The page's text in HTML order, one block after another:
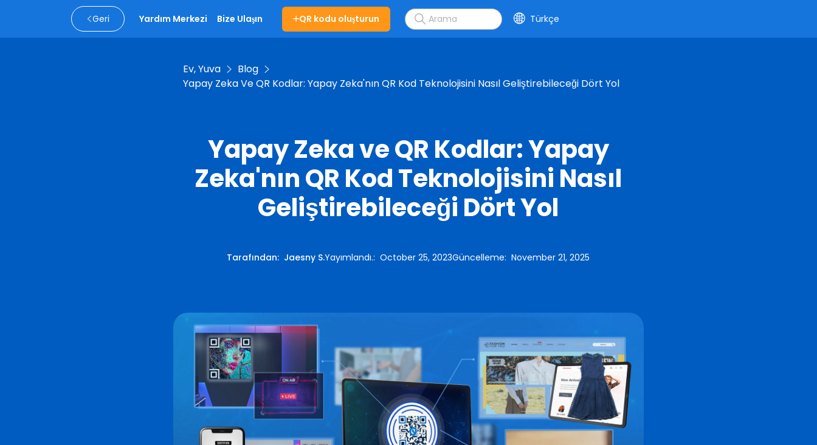
Geri Yardım Merkezi Bize Ulaşın QR kodu oluşturun Türkçe
Ev, Yuva
Blog
Yapay Zeka Ve QR Kodlar: Yapay Zeka'nın QR Kod Teknolojisini Nasıl Geliştirebileceği Dört Yol
Yapay Zeka ve QR Kodlar: Yapay
Zeka'nın QR Kod Teknolojisini Nasıl
Geliştirebileceği Dört Yol
Tarafından: Jaesny S.Yayımlandı.:October 25, 2023Güncelleme:November 21, 2025